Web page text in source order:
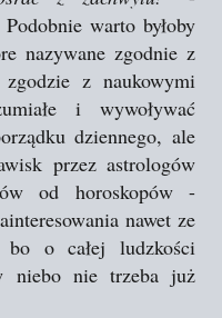
warto byłoby
nazywane zgodnie z
z naukowymi
i wywoływać
dziennego, ale
przez astrologów
od horoskopów -
nawet ze
o całej ludzkości
niebo nie trzeba już